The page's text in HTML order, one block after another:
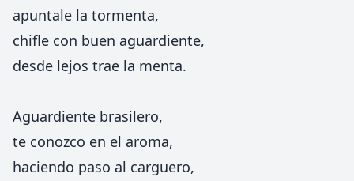
apuntale la tormenta,
chifle con buen aguardiente,
desde lejos trae la menta.
Aguardiente brasilero,
te conozco en el aroma,
haciendo paso al carguero,